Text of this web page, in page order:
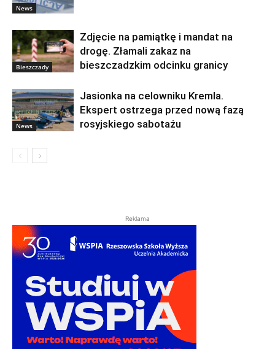
News
Bieszczady
Zdjęcie na pamiątkę i mandat na
drogę. Złamali zakaz na
bieszczadzkim odcinku granicy
News
Jasionka na celowniku Kremla.
Ekspert ostrzega przed nową fazą
rosyjskiego sabotażu
Reklama